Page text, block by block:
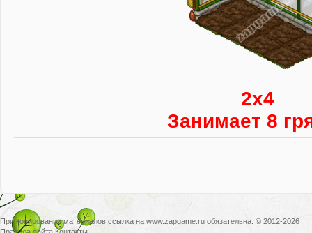
2х4
Занимает 8
При копировании материалов ссылка на www.zapgame.ru обязательна. © 2012-2026